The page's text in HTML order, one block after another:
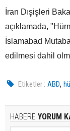
İran Dışişleri
açıklamada,
İslamabad
edilmesi dahil
Etiketler : ABD,
HABERE YORUM